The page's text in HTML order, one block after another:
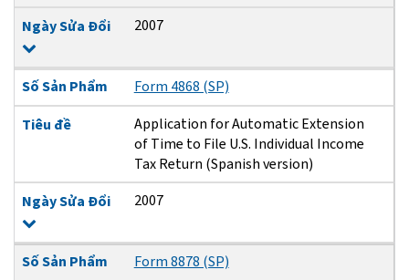
Ngày Sửa Đổi
2007
Số Sản Phẩm
Form 4868 (SP)
Tiêu đề
Application for Automatic Extension
of Time to File U.S. Individual Income
Tax Return (Spanish version)
Ngày Sửa Đổi
2007
Số Sản Phẩm
Form 8878 (SP)